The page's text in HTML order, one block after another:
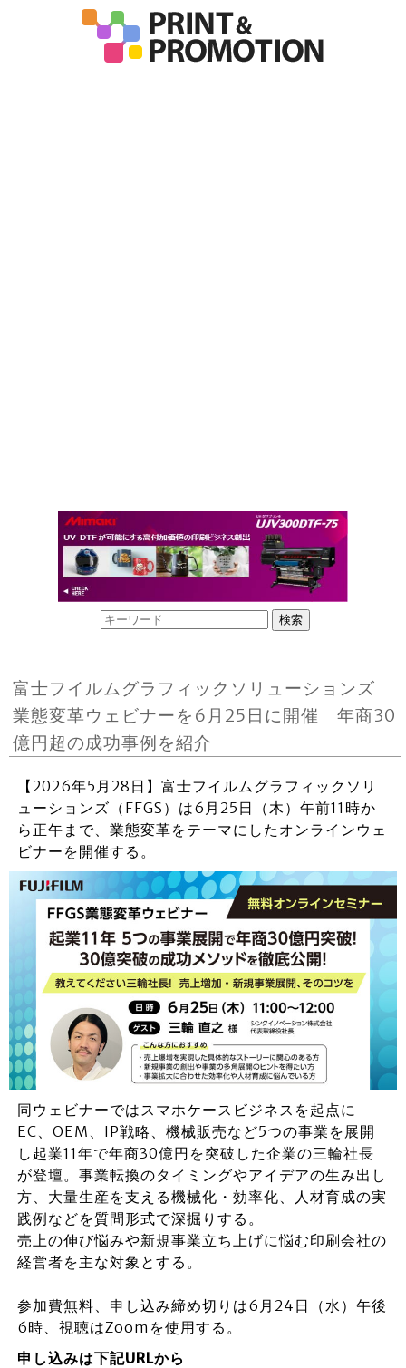
富士フイルムグラフィックソリューションズ
業態変革ウェビナーを6月25日に開催 年商30
億円超の成功事例を紹介
【2026年5月28日】富士フイルムグラフィックソリ
ューションズ（FFGS）は6月25日（木）午前11時か
ら正午まで、業態変革をテーマにしたオンラインウェ
ビナーを開催する。
同ウェビナーではスマホケースビジネスを起点に
EC、OEM、IP戦略、機械販売など5つの事業を展開
し起業11年で年商30億円を突破した企業の三輪社長
が登壇。事業転換のタイミングやアイデアの生み出し
方、大量生産を支える機械化・効率化、人材育成の実
践例などを質問形式で深掘りする。
売上の伸び悩みや新規事業立ち上げに悩む印刷会社の
経営者を主な対象とする。
参加費無料、申し込み締め切りは6月24日（水）午後
6時、視聴はZoomを使用する。
申し込みは下記URLから